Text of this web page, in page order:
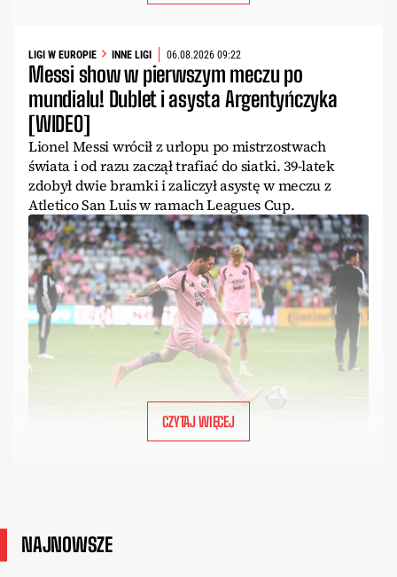
LIGI W EUROPIE INNE LIGI 06.08.2026 09:22
Messi show w pierwszym meczu po
mundialu! Dublet i asysta Argentyńczyka
[WIDEO]
Lionel Messi wrócił z urlopu po mistrzostwach
świata i od razu zaczął trafiać do siatki. 39-latek
zdobył dwie bramki i zaliczył asystę w meczu z
Atletico San Luis w ramach Leagues Cup.
CZYTAJ WIĘCEJ
NAJNOWSZE